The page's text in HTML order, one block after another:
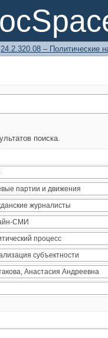
24.2.320.08 – Политические
поиска.